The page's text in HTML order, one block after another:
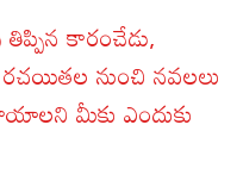
కారంచేడు,
నుంచి నవలలు
మీకు ఎందుకు